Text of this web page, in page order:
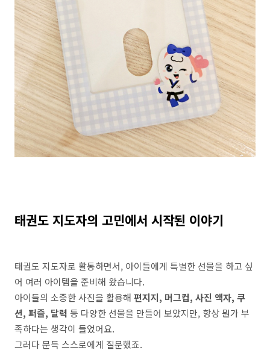
태권도 지도자의 고민에서 시작된 이야기
태권도 지도자로 활동하면서, 아이들에게 특별한 선물을 하고 싶
어 여러 아이템을 준비해 왔습니다.
아이들의 소중한 사진을 활용해 편지지, 머그컵, 사진 액자, 쿠
션, 퍼즐, 달력 등 다양한 선물을 만들어 보았지만, 항상 뭔가 부
족하다는 생각이 들었어요.
그러다 문득 스스로에게 질문했죠.